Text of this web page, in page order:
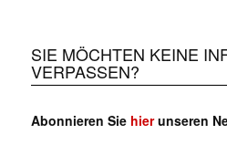
SIE MÖCHTEN KEINE
VERPASSEN?
Abonnieren Sie hierunseren